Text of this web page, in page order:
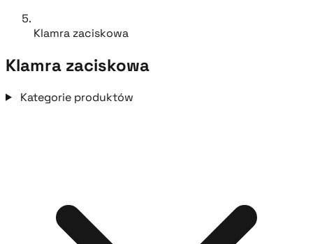
Klamra zaciskowa
Klamra zaciskowa
Kategorie produktów